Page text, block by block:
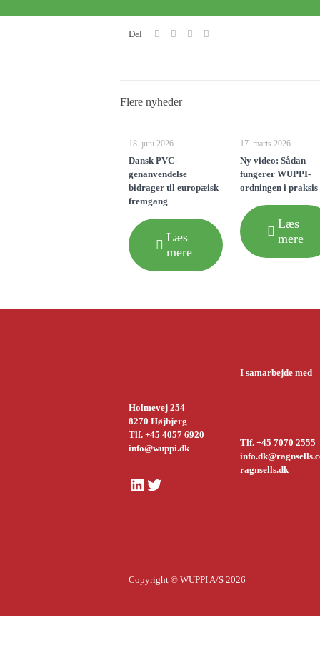
Del
Flere nyheder
18. juni 2026
Dansk PVC-
genanvendelse
bidrager til europæisk
fremgang
Læs
mere
17. marts 2026
Ny video: Sådan
fungerer WUPPI-
ordningen i praksis
Læs
mere
Holmevej 254
8270 Højbjerg
Tlf. +45 4057 6920
info@wuppi.dk
LinkedIn
Twitter
I samarbejde med
Tlf. +45 7070 2555
ragnsells.dk
Copyright © WUPPI A/S 2026